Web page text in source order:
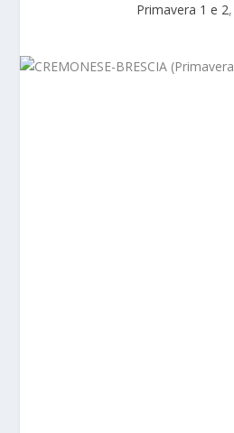
Primavera 1 e 2,